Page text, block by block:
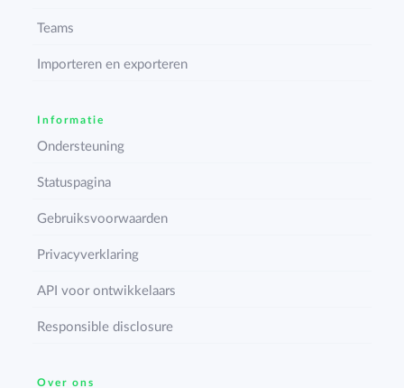
Teams
Importeren en exporteren
Informatie
Ondersteuning
Statuspagina
Gebruiksvoorwaarden
Privacyverklaring
API voor ontwikkelaars
Responsible disclosure
Over ons